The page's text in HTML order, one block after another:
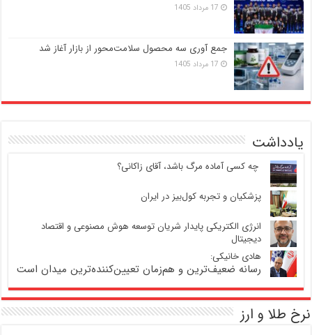
17 مرداد 1405
جمع آوری سه محصول سلامت‌محور از بازار آغاز شد
17 مرداد 1405
یادداشت
‍ چه کسی آماده مرگ باشد، آقای زاکانی؟
پزشکیان و تجربه کول‌بیز در ایران
انرژی الکتریکی پایدار شریان توسعه هوش مصنوعی و اقتصاد
دیجیتال
هادی خانیکی:
رسانه ضعیف‌ترین و هم‌زمان تعیین‌کننده‌ترین میدان است
نرخ طلا و ارز